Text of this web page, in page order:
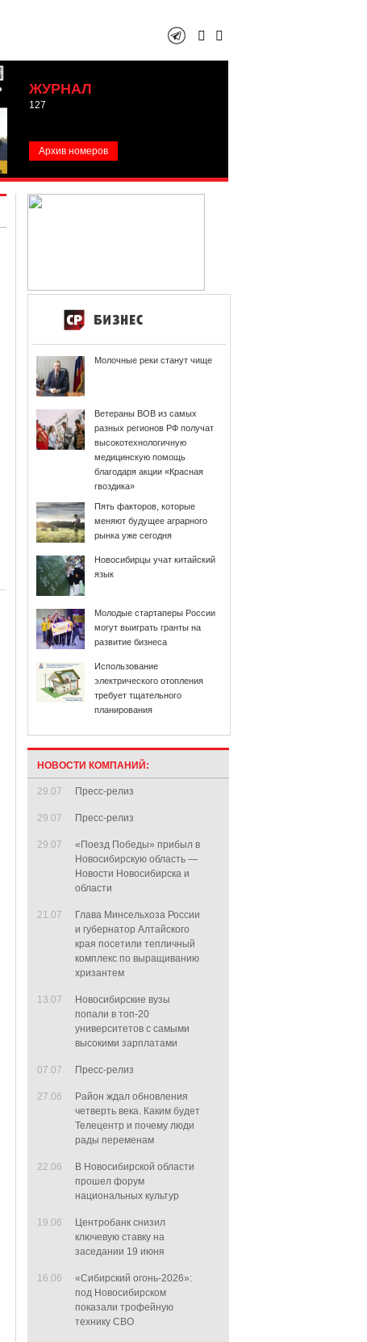
ЖУРНАЛ
127
Архив номеров
Молочные реки станут чище
Ветераны ВОВ из самых
разных регионов РФ получат
высокотехнологичную
медицинскую помощь
благодаря акции «Красная
гвоздика»
Пять факторов, которые
меняют будущее аграрного
рынка уже сегодня
Новосибирцы учат китайский
язык
Молодые стартаперы России
могут выиграть гранты на
развитие бизнеса
Использование
электрического отопления
требует тщательного
планирования
НОВОСТИ КОМПАНИЙ:
29.07 Пресс-релиз
29.07 Пресс-релиз
29.07
«Поезд Победы» прибыл в
Новосибирскую область —
Новости Новосибирска и
области
21.07
Глава Минсельхоза России
и губернатор Алтайского
края посетили тепличный
комплекс по выращиванию
хризантем
13.07
Новосибирские вузы
попали в топ-20
университетов с самыми
высокими зарплатами
07.07 Пресс-релиз
27.06
Район ждал обновления
четверть века. Каким будет
Телецентр и почему люди
рады переменам
22.06
В Новосибирской области
прошел форум
национальных культур
19.06
Центробанк снизил
ключевую ставку на
заседании 19 июня
16.06
«Сибирский огонь-2026»:
под Новосибирском
показали трофейную
технику СВО